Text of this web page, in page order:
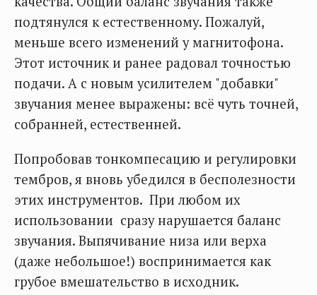
подтянулся к естественному. Пожалуй,
меньше всего изменений у магнитофона.
Этот источник и ранее радовал точностью
подачи. А с новым усилителем "добавки"
звучания менее выражены: всё чуть точней,
собранней, естественней.
Попробовав тонкомпесацию и регулировки
тембров, я вновь убедился в бесполезности
этих инструментов. При любом их
использовании сразу нарушается баланс
звучания. Выпячивание низа или верха
(даже небольшое!) воспринимается как
грубое вмешательство в исходник.